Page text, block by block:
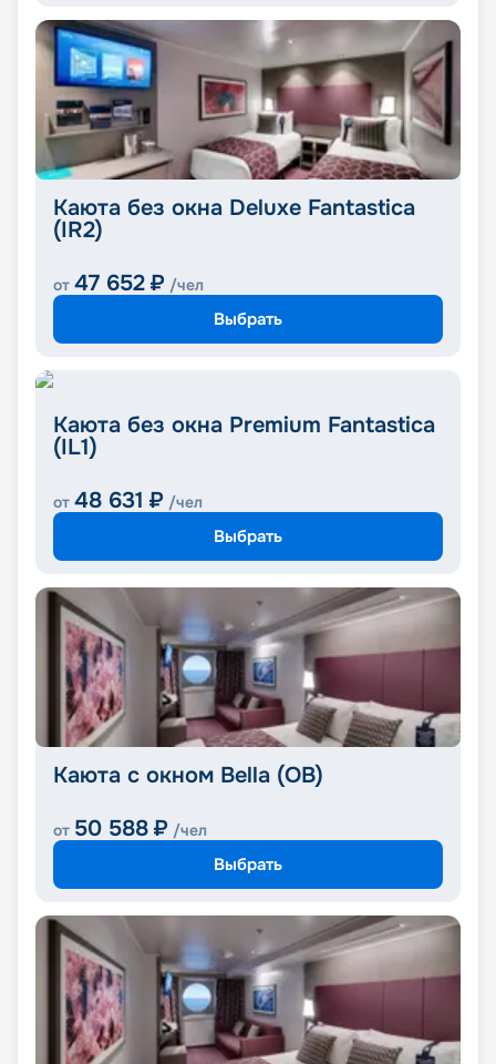
Каюта без окна Deluxe Fantastica
(IR2)
от 47 652 ₽ /чел
Выбрать
Каюта без окна Premium Fantastica
(IL1)
от 48 631 ₽ /чел
Выбрать
Каюта с окном Bella (OB)
от 50 588 ₽ /чел
Выбрать